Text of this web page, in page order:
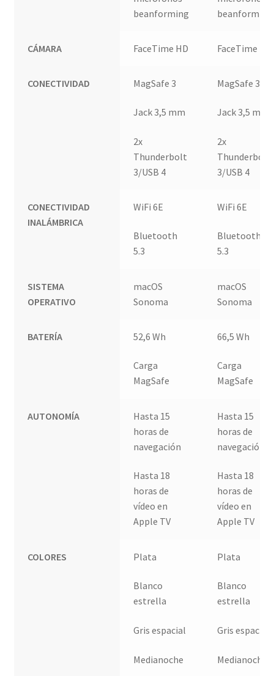
beanforming
beanforming
CÁMARA FaceTime HD FaceTime HD
CONECTIVIDAD MagSafe 3
Jack 3,5 mm
2x
Thunderbolt
3/USB 4
MagSafe 3
Jack 3,5 mm
2x
Thunderbolt
3/USB 4
CONECTIVIDAD
INALÁMBRICA
WiFi 6E
Bluetooth
5.3
WiFi 6E
Bluetooth
5.3
SISTEMA
OPERATIVO
macOS
Sonoma
macOS
Sonoma
BATERÍA 52,6 Wh
Carga
MagSafe
66,5 Wh
Carga
MagSafe
AUTONOMÍA
Hasta 15
horas de
navegación
Hasta 18
horas de
vídeo en
Apple TV
Hasta 15
horas de
navegación
Hasta 18
horas de
vídeo en
Apple TV
COLORES Plata
Blanco
estrella
Gris espacial
Medianoche
Plata
Blanco
estrella
Gris espacial
Medianoche